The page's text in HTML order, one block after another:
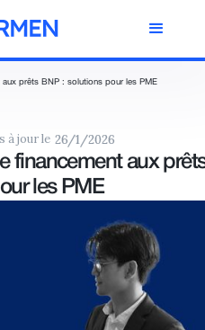
aux prêts BNP : solutions pour les PME
à jour le 26/1/2026
financement aux
les PME